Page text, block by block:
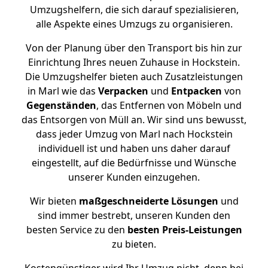
Umzugshelfern, die sich darauf spezialisieren,
alle Aspekte eines Umzugs zu organisieren.
Von der Planung über den Transport bis hin zur
Einrichtung Ihres neuen Zuhause in Hockstein.
Die Umzugshelfer bieten auch Zusatzleistungen
in Marl wie das Verpacken und Entpacken von
Gegenständen, das Entfernen von Möbeln und
das Entsorgen von Müll an. Wir sind uns bewusst,
dass jeder Umzug von Marl nach Hockstein
individuell ist und haben uns daher darauf
eingestellt, auf die Bedürfnisse und Wünsche
unserer Kunden einzugehen.
Wir bieten maßgeschneiderte Lösungen und
sind immer bestrebt, unseren Kunden den
besten Service zu den besten Preis-Leistungen
zu bieten.